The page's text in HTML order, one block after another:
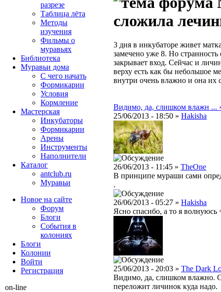
сложила
3 дня в инкубаторе живет
замечено уже 8. Но странность
закрывает вход. Сейчас и
верху есть как бы небольшое
внутри очень влажно и она их
Видимо, да, слишком влажн ... ›
25/06/2013 - 18:50 » Hakisha
26/06/2013 - 11:45 » TheOne
В принципе мураши сами
.
26/06/2013 - 05:27 » Hakisha
Ясно спасибо, а то я волнуюсь
25/06/2013 - 20:03 » The Dark
Видимо, да, слишком влажно.
переложит личинок куда надо.
разрезе
Таблица лёта
Методы
изучения
Фильмы о
муравьях
Библиотека
Муравьи дома
С чего начать
Формикарии
Условия
Кормление
Мастерская
Инкубаторы
Формикарии
Арены
Инструменты
Наполнители
Каталог
antclub.ru
Муравьи
Новое на сайте
Форум
Блоги
События в
колониях
Блоги
Колонии
Войти
Peгиcтpaция
on-line